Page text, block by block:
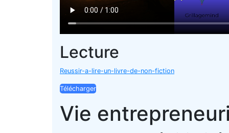
Lecture
Reussir-a-lire-un-livre-de-non-fiction
Télécharger
Vie